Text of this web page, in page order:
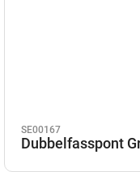
SE00167
Dubbelfasspont